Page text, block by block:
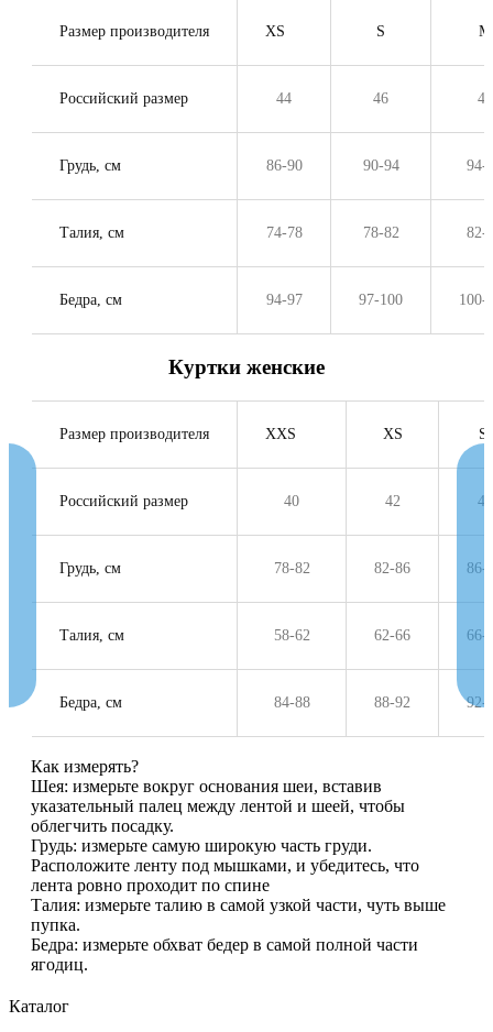
Размер производителя XS S M
Российский размер 44 46 48
Грудь, см 86-90 90-94 94-
Талия, см 74-78 78-82 82-
Бедра, см 94-97 97-100 100-
Куртки женские
Размер производителя XXS XS S
Российский размер 40 42 44
Грудь, см 78-82 82-86 86-
Талия, см 58-62 62-66 66-
Бедра, см 84-88 88-92 92-
Как измерять?
Шея: измерьте вокруг основания шеи, вставив
указательный палец между лентой и шеей, чтобы
облегчить посадку.
Грудь: измерьте самую широкую часть груди.
Расположите ленту под мышками, и убедитесь, что
лента ровно проходит по спине
Талия: измерьте талию в самой узкой части, чуть выше
пупка.
Бедра: измерьте обхват бедер в самой полной части
ягодиц.
Каталог